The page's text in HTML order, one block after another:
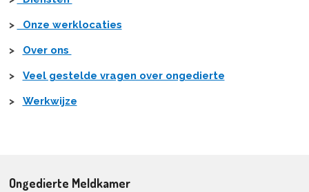
> Onze werklocaties
> Over ons
> Veel gestelde vragen over ongedierte
> Werkwijze
Ongedierte Meldkamer